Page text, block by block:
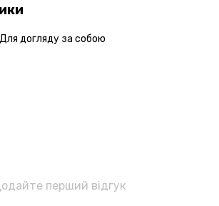
Для догляду за собою
перший відгук